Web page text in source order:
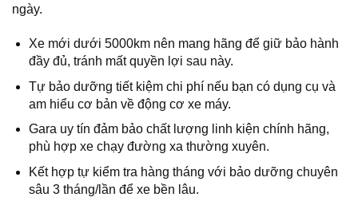
ngày.
Xe mới dưới 5000km nên mang hãng để giữ bảo hành
đầy đủ, tránh mất quyền lợi sau này.
Tự bảo dưỡng tiết kiệm chi phí nếu bạn có dụng cụ và
am hiểu cơ bản về động cơ xe máy.
Gara uy tín đảm bảo chất lượng linh kiện chính hãng,
phù hợp xe chạy đường xa thường xuyên.
Kết hợp tự kiểm tra hàng tháng với bảo dưỡng chuyên
sâu 3 tháng/lần để xe bền lâu.